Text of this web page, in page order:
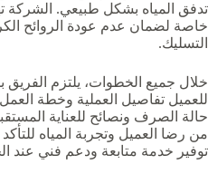
تدفق المياه بشكل طبيعي. الشركة
خاصة لضمان عدم عودة الروائح
التسليك.
خلال جميع الخطوات، يلتزم الفريق
للعميل تفاصيل العملية وخطة
حالة الصرف ونصائح للعناية
من رضا العميل وتجربة المياه
توفير خدمة متابعة ودعم فني عند الحاجة